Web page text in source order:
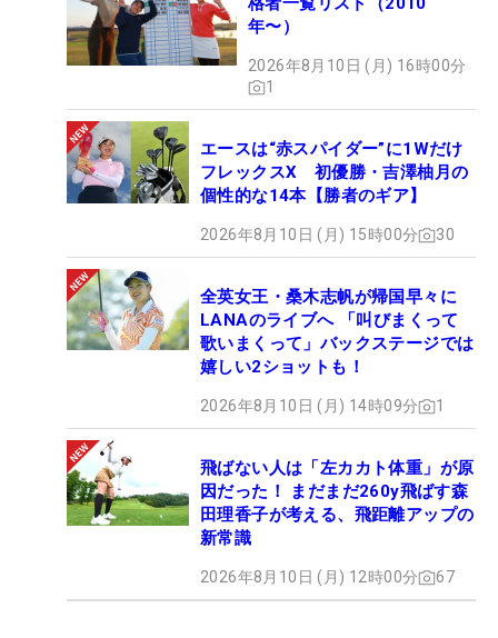
年〜）
2026年8月10日 (月) 16時00分
1
エースは“赤スパイダー”に1Wだけ
フレックスX 初優勝・吉澤柚月の
個性的な14本【勝者のギア】
2026年8月10日 (月) 15時00分 30
全英女王・桑木志帆が帰国早々に
LANAのライブへ 「叫びまくって
歌いまくって」バックステージでは
嬉しい2ショットも！
2026年8月10日 (月) 14時09分 1
飛ばない人は「左カカト体重」が原
因だった！ まだまだ260y飛ばす森
田理香子が考える、飛距離アップの
新常識
2026年8月10日 (月) 12時00分 67